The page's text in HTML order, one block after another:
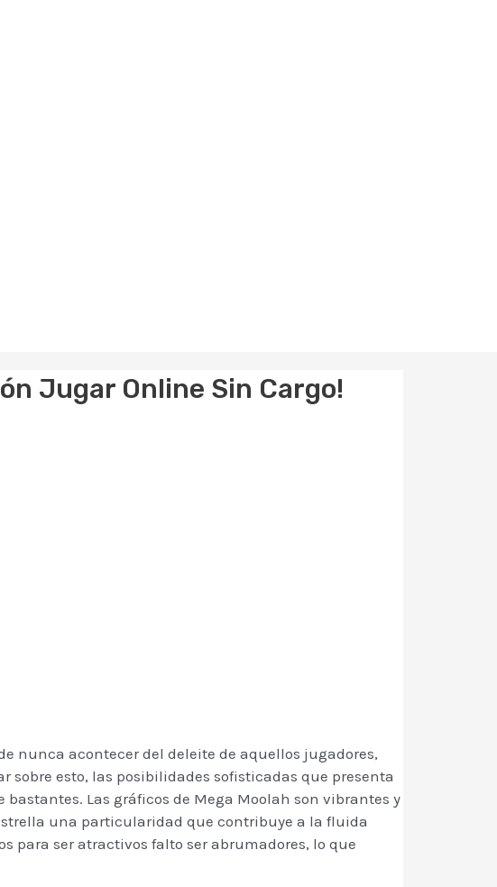
Jugar Online Sin Cargo!
nunca acontecer del deleite de aquellos jugadores,
esto, las posibilidades sofisticadas que presenta
bastantes. Las gráficos de Mega Moolah son vibrantes y
una particularidad que contribuye a la fluida
para ser atractivos falto ser abrumadores, lo que